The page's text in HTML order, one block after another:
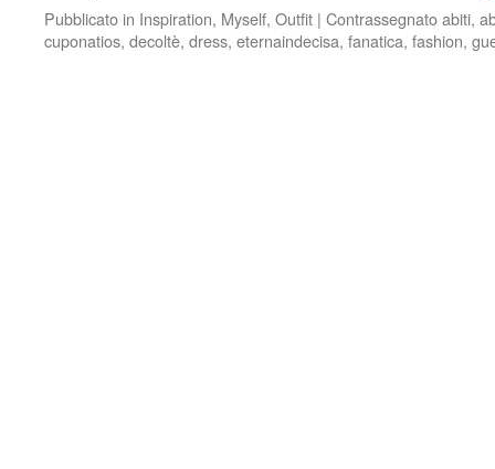
Pubblicato in Inspiration, Myself, Outfit | Contrassegnatoabiti,
cuponatios, decoltè, dress, eternaindecisa, fanatica, fashion,